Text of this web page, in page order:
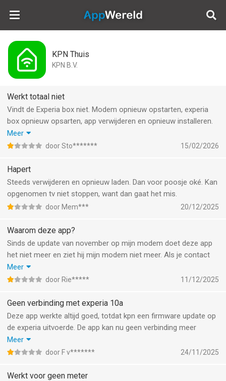
AppWereld
KPN Thuis
KPN B.V.
Werkt totaal niet
Vindt de Experia box niet. Modem opnieuw opstarten, experia
box opnieuw opsarten, app verwijderen en opnieuw installeren.
Niks werkt. Ben wel klaar met KPN. Mijn KPN werkt ook niet.
Hebben ze 2staps verificatie ongevraagd aangezet maar ze
Ziggo.
Meer
door Sto******* 15/02/2026
Hapert
Steeds verwijderen en opnieuw laden. Dan voor poosje oké. Kan
opgenomen tv niet stoppen, want dan gaat het mis.
door Mem*** 20/12/2025
Waarom deze app?
Sinds de update van november op mijn modem doet deze app
het niet meer en ziet hij mijn modem niet meer. Als je contact
heb met KPN gaan ze alles resetten en heeft het verder geen
enkele zin gehad. Alleen dat ik weer dagen bezig ben om alles
Het enige wat werkt is met een pc in te loggen op de modem.
Waar hebben we dan deze app voor?
Zou het op prijs stellen dat ze de app weer laten werken.
Meer
door Rie***** 11/12/2025
Geen verbinding met experia 10a
Deze app werkte altijd goed, totdat kpn een firmware update op
de experia uitvoerde. De app kan nu geen verbinding meer
krijgen met de router, en moedigt je aan om alles opnieuw in te
stellen. Dit, terwijl alles in huis (behalve deze app) goed
Meer
door F v******* 24/11/2025
Werkt voor geen meter